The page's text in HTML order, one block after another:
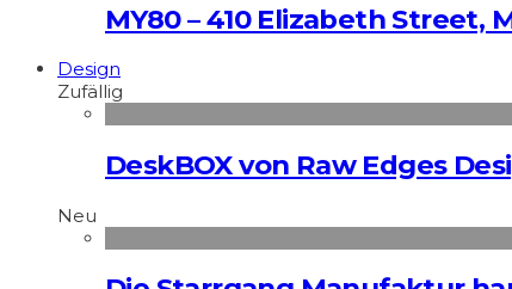
MY80 – 410 Elizabeth Street,
Design
Zufällig
DeskBOX von Raw Edges
Neu